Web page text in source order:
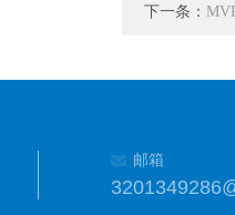
下一条：
邮箱